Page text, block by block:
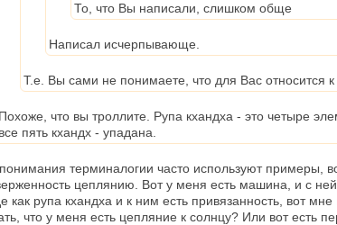
То, что Вы написали, слишком обще
Написал исчерпывающе.
Т.е. Вы сами не понимаете, что для Вас относится
Похоже, что вы троллите. Рупа кхандха - это четыре
все пять кхандх - упадана.
терминалогии часто используют примеры,
цеплянию. Вот у меня есть машина, и с ней
как рупа кхандха и к ним есть привязанность, вот
что у меня есть цепляние к солнцу? Или вот